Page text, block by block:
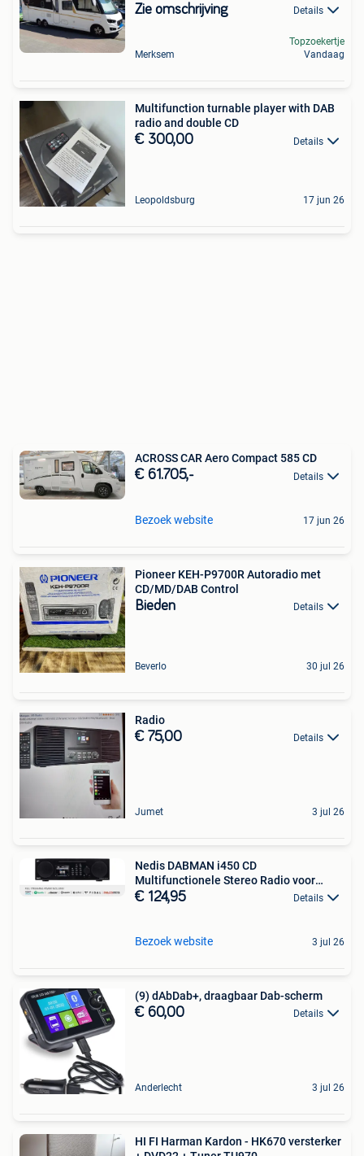
Zie omschrijving Details
Merksem
Topzoekertje
Vandaag
Multifunction turnable player with DAB
radio and double CD
€ 300,00 Details
Leopoldsburg 17 jun 26
ACROSS CAR Aero Compact 585 CD
€ 61.705,- Details
Bezoek website 17 jun 26
Pioneer KEH-P9700R Autoradio met
CD/MD/DAB Control
Bieden Details
Beverlo 30 jul 26
Radio
€ 75,00 Details
Jumet 3 jul 26
Nedis DABMAN i450 CD
Multifunctionele Stereo Radio voor
DAB+
€ 124,95 Details
Bezoek website 3 jul 26
(9) dAbDab+, draagbaar Dab-scherm
€ 60,00 Details
Anderlecht 3 jul 26
HI FI Harman Kardon - HK670 versterker